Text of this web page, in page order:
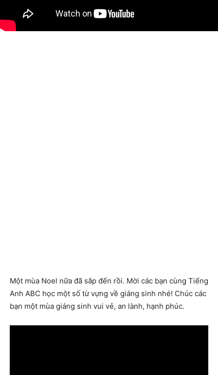
Một mùa Noel nữa đã sắp đến rồi. Mời các bạn cùng Tiếng
Anh ABC học một số từ vựng về giáng sinh nhé! Chúc các
bạn một mùa giáng sinh vui vẻ, an lành, hạnh phúc.